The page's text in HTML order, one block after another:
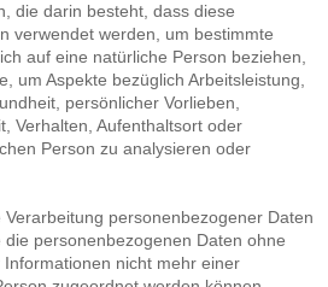
die darin besteht, dass diese
verwendet werden, um bestimmte
auf eine natürliche Person beziehen,
um Aspekte bezüglich Arbeitsleistung,
persönlicher Vorlieben,
Verhalten, Aufenthaltsort oder
Person zu analysieren oder
personenbezogener Daten
personenbezogenen Daten ohne
nicht mehr einer